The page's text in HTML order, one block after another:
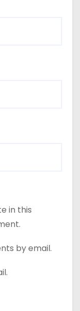
in this
by email.